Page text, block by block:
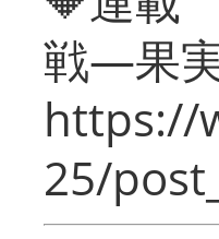
戦―果
https://
25/